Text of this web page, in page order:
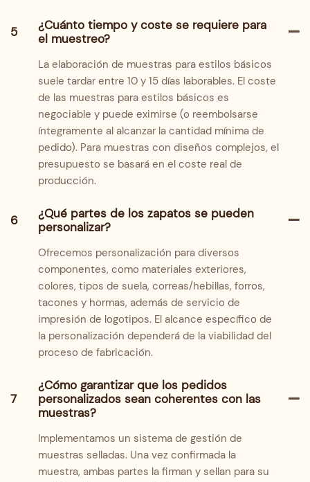
5
¿Cuánto tiempo y coste se requiere para
el muestreo?
La elaboración de muestras para estilos básicos
suele tardar entre 10 y 15 días laborables. El coste
de las muestras para estilos básicos es
negociable y puede eximirse (o reembolsarse
íntegramente al alcanzar la cantidad mínima de
pedido). Para muestras con diseños complejos, el
presupuesto se basará en el coste real de
producción.
6
¿Qué partes de los zapatos se pueden
personalizar?
Ofrecemos personalización para diversos
componentes, como materiales exteriores,
colores, tipos de suela, correas/hebillas, forros,
tacones y hormas, además de servicio de
impresión de logotipos. El alcance específico de
la personalización dependerá de la viabilidad del
proceso de fabricación.
7
¿Cómo garantizar que los pedidos
personalizados sean coherentes con las
muestras?
Implementamos un sistema de gestión de
muestras selladas. Una vez confirmada la
muestra, ambas partes la firman y sellan para su